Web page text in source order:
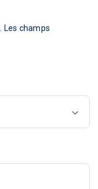
Les champs